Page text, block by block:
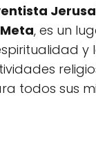
, es un
y
todos sus